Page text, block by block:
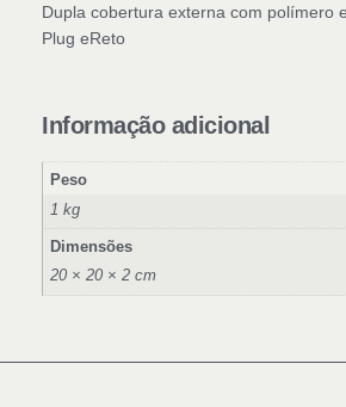
Dupla cobertura externa com polímero
Plug eReto
Informação adicional
Peso
1 kg
Dimensões
20 × 20 × 2 cm